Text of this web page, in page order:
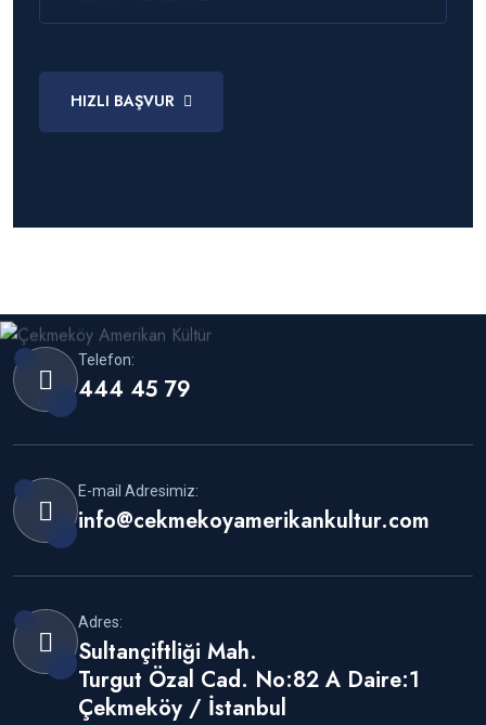
HIZLI BAŞVUR
Telefon:
444 45 79
E-mail Adresimiz:
info@cekmekoyamerikankultur.com
Adres:
Sultançiftliği Mah.
Turgut Özal Cad. No:82 A Daire:1
Çekmeköy / İstanbul